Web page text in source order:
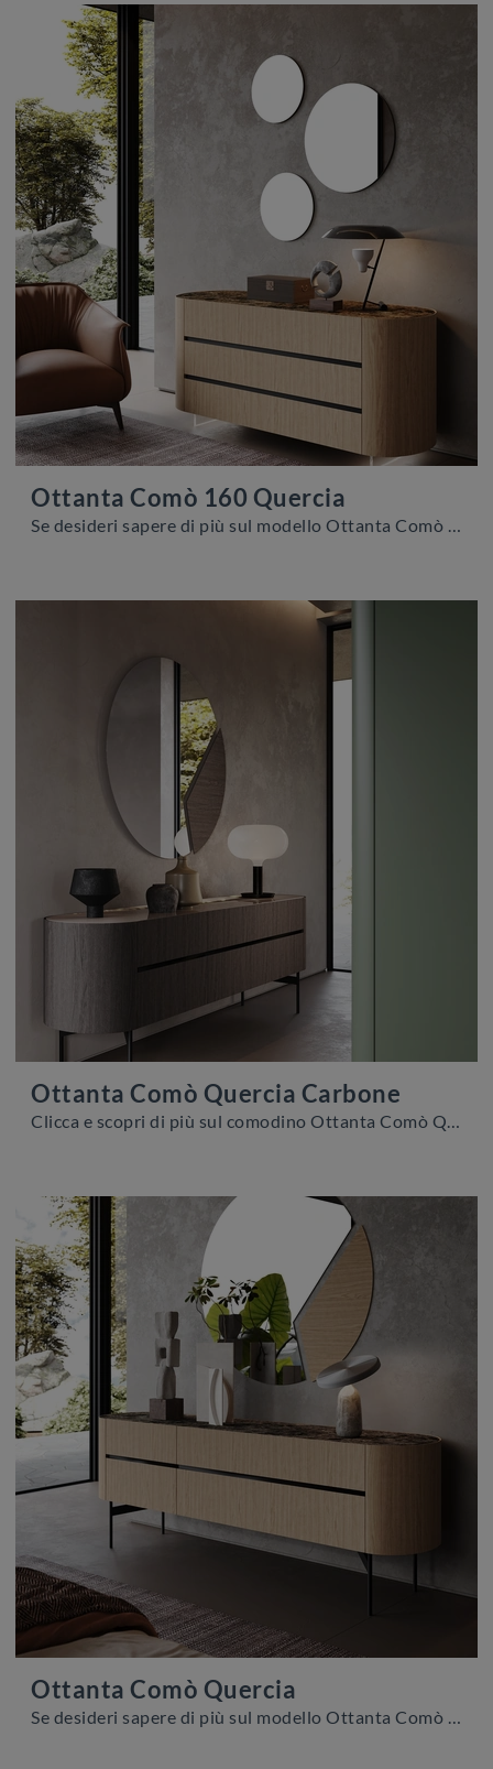
Ottanta Comò 160 Quercia
Se desideri sapere di più sul modello Ottanta Comò 160 Quercia , clicca e scopri i Comodini e comò Voltan ideali per la tua zona del riposo.
Ottanta Comò Quercia Carbone
Clicca e scopri di più sul comodino Ottanta Comò Quercia Carbone: Comodini e mobili con cassetti di Voltan sono ideali per spazi design.
Ottanta Comò Quercia
Se desideri sapere di più sul modello Ottanta Comò Quercia, clicca e scopri i Comodini e comò Voltan ideali per la tua camera da letto.